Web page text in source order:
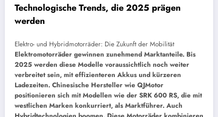
Technologische Trends, die 2025 prägen
werden
Elektro- und Hybridmotorräder: Die Zukunft der Mobilität
Elektromotorräder gewinnen zunehmend Marktanteile. Bis
2025 werden diese Modelle voraussichtlich noch weiter
verbreitet sein, mit effizienteren Akkus und kürzeren
Ladezeiten. Chinesische Hersteller wie QJMotor
positionieren sich mit Modellen wie der SRK 600 RS, die mit
westlichen Marken konkurriert, als Marktführer. Auch